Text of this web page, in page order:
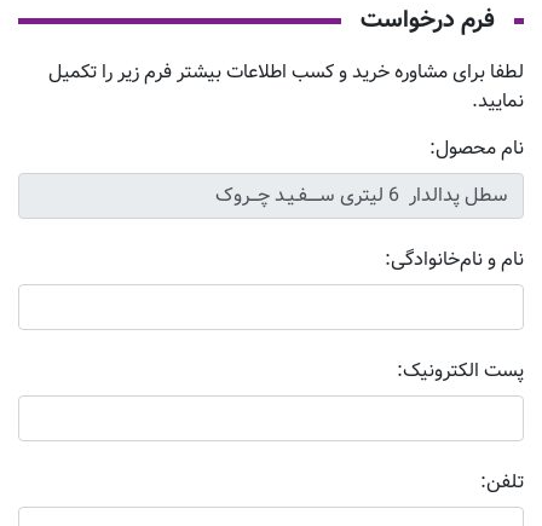
فرم درخواست
لطفا برای مشاوره خرید و کسب اطلاعات بیشتر فرم زیر را تکمیل
نمایید.
نام محصول:
نام و نام‌خانوادگی:
پست الکترونیک:
تلفن: